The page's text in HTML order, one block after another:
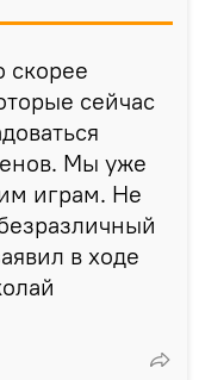
скорее
сейчас
Мы уже
играм. Не
в ходе